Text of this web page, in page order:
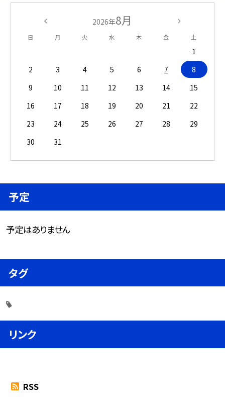
2026年8月
日 月 火 水 木 金 土
1
2
3 4 5 6 7
8
9
10 11 12 13 14
15
16
17 18 19 20 21
22
23
24 25 26 27 28
29
30
31
予定
予定はありません
タグ
リンク
RSS